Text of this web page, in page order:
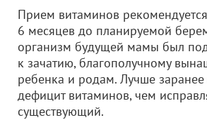
Прием витаминов
6 месяцев до планируемой
организм будущей мамы был
к зачатию, благополучному
ребенка и родам. Лучше заранее
дефицит витаминов, чем
существующий.